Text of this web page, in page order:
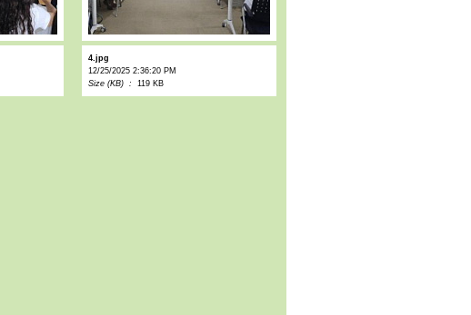
4.jpg
12/25/2025 2:36:20 PM
Size (KB) : 119 KB